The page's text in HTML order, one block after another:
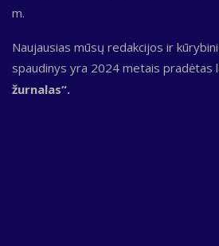
m.
Naujausias mūsų redakcijos ir
spaudinys yra 2024 metais pradėtas
žurnalas“.